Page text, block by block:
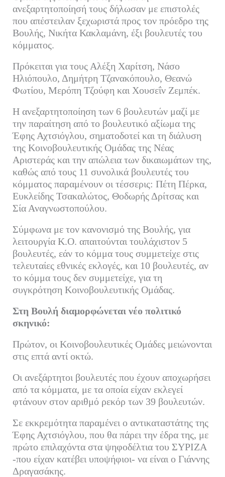
στ
εί
ανεξαρτητοποίησή τους δήλωσαν με επιστολές
που απέστειλαν ξεχωριστά προς τον πρόεδρο της
Βουλής, Νικήτα Κακλαμάνη, έξι βουλευτές του
κόμματος.
Πρόκειται για τους Αλέξη Χαρίτση, Νάσο
Ηλιόπουλο, Δημήτρη Τζανακόπουλο, Θεανώ
Φωτίου, Μερόπη Τζούφη και Χουσεΐν Ζεμπέκ.
Η ανεξαρτητοποίηση των 6 βουλευτών μαζί με
την παραίτηση από το βουλευτικό αξίωμα της
Έφης Αχτσιόγλου, σηματοδοτεί και τη διάλυση
της Κοινοβουλευτικής Ομάδας της Νέας
Αριστεράς και την απώλεια των δικαιωμάτων της,
καθώς από τους 11 συνολικά βουλευτές του
κόμματος παραμένουν οι τέσσερις: Πέτη Πέρκα,
Ευκλείδης Τσακαλώτος, Θοδωρής Δρίτσας και
Σία Αναγνωστοπούλου.
Σύμφωνα με τον κανονισμό της Βουλής, για
λειτουργία Κ.Ο. απαιτούνται τουλάχιστον 5
βουλευτές, εάν το κόμμα τους συμμετείχε στις
τελευταίες εθνικές εκλογές, και 10 βουλευτές, αν
το κόμμα τους δεν συμμετείχε, για τη
συγκρότηση Κοινοβουλευτικής Ομάδας.
Στη Βουλή διαμορφώνεται νέο πολιτικό
σκηνικό:
Πρώτον, οι Κοινοβουλευτικές Ομάδες μειώνονται
στις επτά αντί οκτώ.
Οι ανεξάρτητοι βουλευτές που έχουν αποχωρήσει
από τα κόμματα, με τα οποία είχαν εκλεγεί
φτάνουν στον αριθμό ρεκόρ των 39 βουλευτών.
Σε εκκρεμότητα παραμένει ο αντικαταστάτης της
Έφης Αχτσιόγλου, που θα πάρει την έδρα της, με
πρώτο επιλαχόντα στα ψηφοδέλτια του ΣΥΡΙΖΑ
-που είχαν κατέβει υποψήφιοι- να είναι ο Γιάννης
Δραγασάκης.